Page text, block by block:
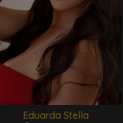
Eduarda Stella